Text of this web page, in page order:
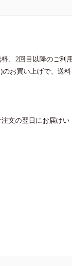
、2回目以降のご利
お買い上げで、送料
文の翌日にお届けい